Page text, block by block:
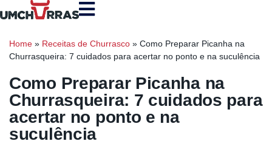
Home » Receitas de Churrasco » Como Preparar Picanha na
Churrasqueira: 7 cuidados para acertar no ponto e na suculência
Como Preparar Picanha na
Churrasqueira: 7 cuidados para
acertar no ponto e na
suculência